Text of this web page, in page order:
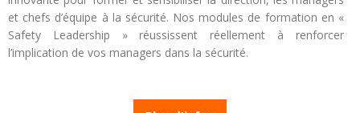
et chefs d’équipe à la sécurité. Nos modules de formation en «
Safety Leadership » réussissent réellement à renforcer
l’implication de vos managers dans la sécurité.